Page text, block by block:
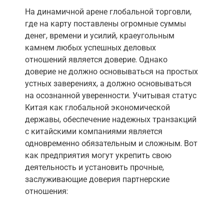
На динамичной арене глобальной торговли,
где на карту поставлены огромные суммы
денег, времени и усилий, краеугольным
камнем любых успешных деловых
отношений является доверие. Однако
доверие не должно основываться на простых
устных заверениях, а должно основываться
на осознанной уверенности. Учитывая статус
Китая как глобальной экономической
державы, обеспечение надежных транзакций
с китайскими компаниями является
одновременно обязательным и сложным. Вот
как предприятия могут укрепить свою
деятельность и установить прочные,
заслуживающие доверия партнерские
отношения: